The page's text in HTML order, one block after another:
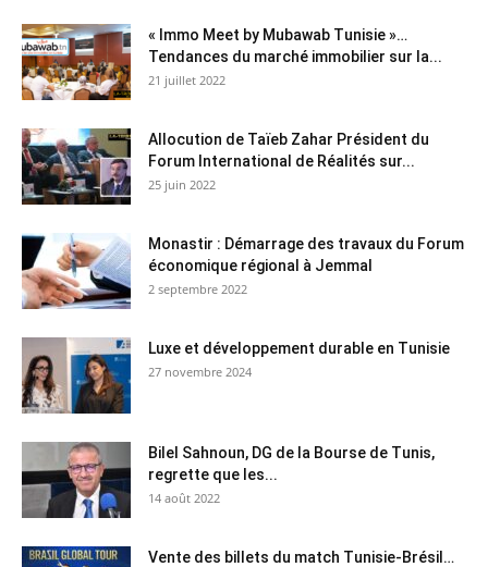
« Immo Meet by Mubawab Tunisie »…
Tendances du marché immobilier sur la...
21 juillet 2022
Allocution de Taïeb Zahar Président du
Forum International de Réalités sur...
25 juin 2022
Monastir : Démarrage des travaux du Forum
économique régional à Jemmal
2 septembre 2022
Luxe et développement durable en Tunisie
27 novembre 2024
Bilel Sahnoun, DG de la Bourse de Tunis,
regrette que les...
14 août 2022
Vente des billets du match Tunisie-Brésil…